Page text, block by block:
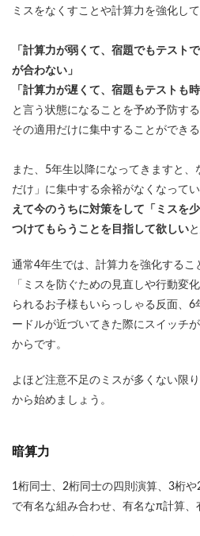
ミスをなくすことや計算力を強化して
「計算力が弱くて、宿題でもテスト
が合わない」
「計算力が遅くて、宿題もテストも
と言う状態になることを予め予防す
その適用だけに集中することができる
また、5年生以降になってきますと
だけ」に集中する余裕がなくなって
えて今のうちに対策をして「ミスを
つけてもらうことを目指して欲しい
通常4年生では、計算力を強化するこ
「ミスを防ぐための見直しや行動変
られるお子様もいらっしゃる反面、
ードルが近づいてきた際にスイッチ
からです。
よほど注意不足のミスが多くない限
から始めましょう。
暗算力
1桁同士、2桁同士の四則演算、3桁
で有名な組み合わせ、有名なπ計算、